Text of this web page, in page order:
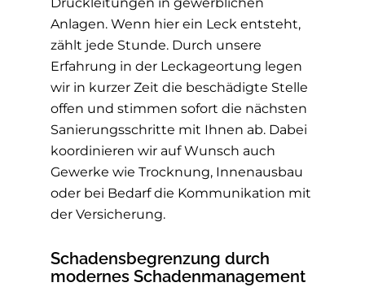
Anlagen. Wenn hier ein Leck entsteht,
zählt jede Stunde. Durch unsere
Erfahrung in der Leckageortung legen
wir in kurzer Zeit die beschädigte Stelle
offen und stimmen sofort die nächsten
Sanierungsschritte mit Ihnen ab. Dabei
koordinieren wir auf Wunsch auch
Gewerke wie Trocknung, Innenausbau
oder bei Bedarf die Kommunikation mit
der Versicherung.
Schadensbegrenzung durch
modernes Schadenmanagement